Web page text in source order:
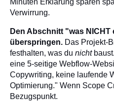
Minuten Erklärung sparen
Verwirrung.
Den Abschnitt "was NICHT
überspringen. Das Projekt-
festhalten, was du nicht
eine 5-seitige Webflow-
Copywriting, keine laufende
Optimierung." Wenn Scope
Bezugspunkt.